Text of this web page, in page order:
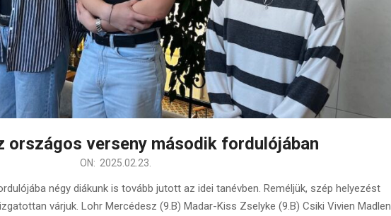
országos verseny második fordulójában
ON: 2025.02.23.
négy diákunk is tovább jutott az idei tanévben. Reméljük, szép helyezést
várjuk. Lohr Mercédesz (9.B) Madar-Kiss Zselyke (9.B) Csiki Vivien Madlen